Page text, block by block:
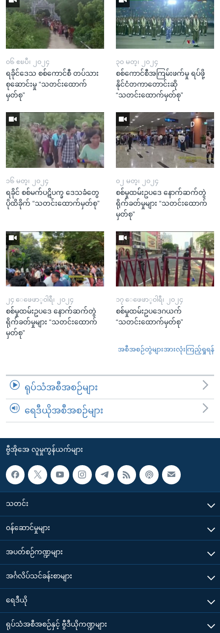
၀၆ ဧၿပီ၊ ၂၀၂၄
ရခိုင်ဒေသ စစ်ကောင်စီ တပ်သား
စုဆောင်းမှု “သတင်းထောက်
မှတ်စု”
၃၀ မတ္၊ ၂၀၂၄
စစ်ကောင်စီအကြမ်းဖက်မှု ရပ်ဖို့
နိုင်ငံတကာတောင်းဆို
“သတင်းထောက်မှတ်စု”
၁၆ မတ္၊ ၂၀၂၄
ရခိုင် စစ်မက်ပဋိပက္ခ ဒေသခံတွေ
ပိုထိခိုက် “သတင်းထောက်မှတ်စု”
၀၂ မတ္၊ ၂၀၂၄
စစ်မှုထမ်းဥပဒေ နောက်ဆက်တွဲ
ရိုက်ခတ်မှုများ “သတင်းထောက်
မှတ်စု”
၂၄ ေဖေဖာ္၀ါရီ၊ ၂၀၂၄
စစ်မှုထမ်းဥပဒေ နောက်ဆက်တွဲ
ရိုက်ခတ်မှုများ “သတင်းထောက်
မှတ်စု”
၁၇ ေဖေဖာ္၀ါရီ၊ ၂၀၂၄
စစ်မှုထမ်းဥပဒေဂယက်
“သတင်းထောက်မှတ်စု”
အစီအစဉ်တွဲများအားလုံးကြည့်ရှုရန်
ရုပ်သံအစီအစဉ်များ
ရေဒီယိုအစီအစဉ်များ
ဗွီအိုအေ လူမှုကွန်ယက်များ
သတင်း
၀န်ဆောင်မှုများ
အပတ်စဉ်ကဏ္ဍများ
အင်္ဂလိပ်သင်ခန်းစာများ
ရေဒီယို
ရုပ်သံအစီအစဉ်နှင့် ဗွီဒီယိုကဏ္ဍများ